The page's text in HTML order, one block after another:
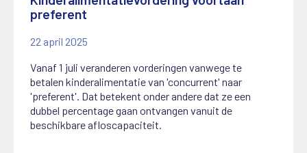
preferent
22 april 2025
Vanaf 1 juli veranderen vorderingen vanwege te
betalen kinderalimentatie van 'concurrent' naar
'preferent'. Dat betekent onder andere dat ze een
dubbel percentage gaan ontvangen vanuit de
beschikbare afloscapaciteit.